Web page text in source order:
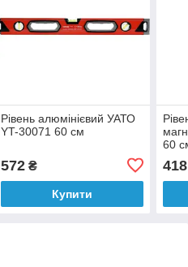
Рівень алюмінієвий УАТО
YT-30071 60 см
572₴
Купити
60
418